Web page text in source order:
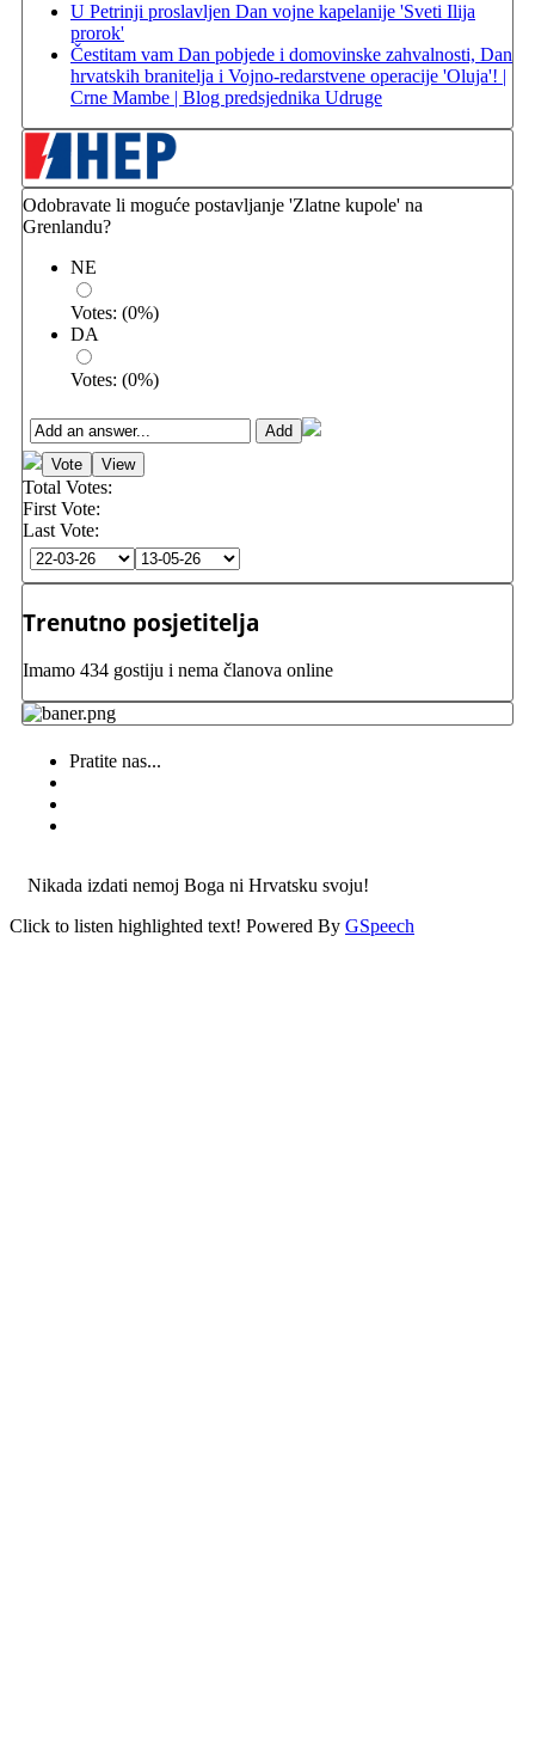
U Petrinji proslavljen Dan vojne kapelanije 'Sveti Ilija
prorok'
Čestitam vam Dan pobjede i domovinske zahvalnosti, Dan
hrvatskih branitelja i Vojno-redarstvene operacije 'Oluja'! |
Crne Mambe | Blog predsjednika Udruge
Odobravate li moguće postavljanje 'Zlatne kupole' na
Grenlandu?
NE
Votes: (0%)
DA
Votes: (0%)
Total Votes:
First Vote:
Last Vote:
Trenutno posjetitelja
Imamo 434 gostiju i nema članova online
Pratite nas...
Nikada izdati nemoj Boga ni Hrvatsku svoju!
Click to listen highlighted text! Powered By GSpeech